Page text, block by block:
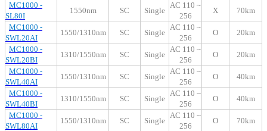
MC1000 -
SL80I
1550nm SC Single
AC 110 ~
256
X
70km
MC1000 -
SWL20AI
1550/1310nm SC Single
AC 110 ~
256
O
20km
MC1000 -
SWL20BI
1310/1550nm SC Single
AC 110 ~
256
O
20km
MC1000 -
SWL40AI
1550/1310nm SC Single
AC 110 ~
256
O
40km
MC1000 -
SWL40BI
1310/1550nm SC Single
AC 110 ~
256
O
40km
MC1000 -
SWL80AI
1550/1310nm SC Single
AC 110 ~
256
O 70km